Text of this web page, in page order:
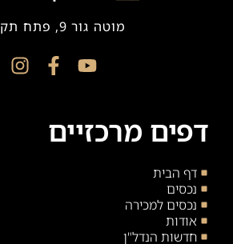
מוטה גור 9, פתח תקווה
דפים מרכזיים
דף הבית
נכסים
נכסים למכירה
אודות
חדשות הנדל"ן